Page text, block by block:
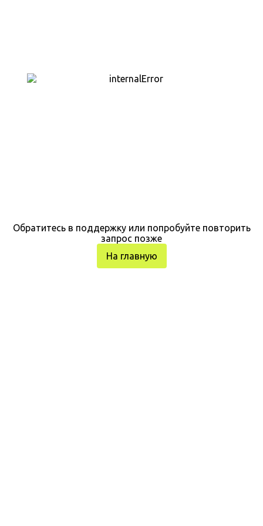
Обратитесь в поддержку или попробуйте повторить
запрос позже
На главную